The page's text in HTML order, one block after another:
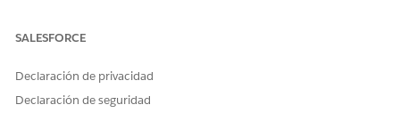
Cuando relaciona el activo con un vehículo más adelante,
registro Vehículo de modo que se rellenen los campos
Distancia de vehículo cubierta y Residual.
SALESFORCE
Declaración de privacidad
Declaración de seguridad